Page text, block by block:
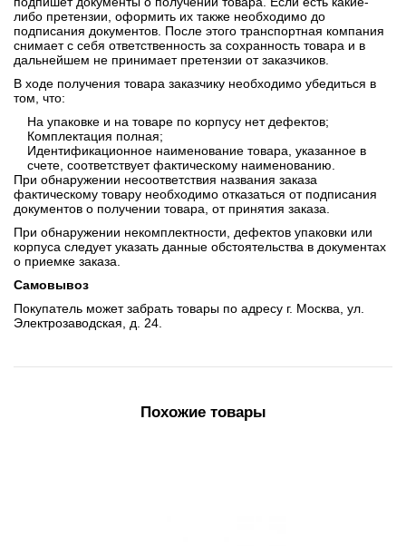
либо претензии, оформить их также необходимо до
подписания документов. После этого транспортная компания
снимает с себя ответственность за сохранность товара и в
дальнейшем не принимает претензии от заказчиков.
В ходе получения товара заказчику необходимо убедиться в
том, что:
На упаковке и на товаре по корпусу нет дефектов;
Комплектация полная;
Идентификационное наименование товара, указанное в
счете, соответствует фактическому наименованию.
При обнаружении несоответствия названия заказа
фактическому товару необходимо отказаться от подписания
документов о получении товара, от принятия заказа.
При обнаружении некомплектности, дефектов упаковки или
корпуса следует указать данные обстоятельства в документах
о приемке заказа.
Самовывоз
Покупатель может забрать товары по адресу г. Москва, ул.
Электрозаводская, д. 24.
Похожие товары